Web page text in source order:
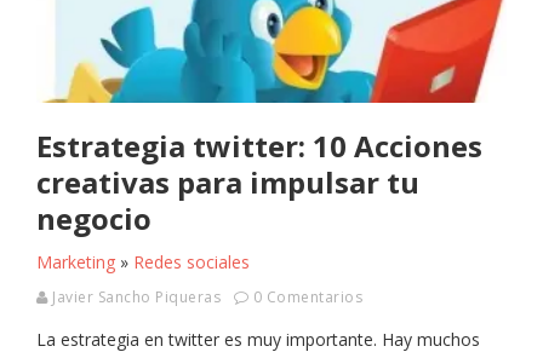
Estrategia twitter: 10 Acciones
creativas para impulsar tu
negocio
Marketing » Redes sociales
Javier Sancho Piqueras 0 Comentarios
La estrategia en twitter es muy importante. Hay muchos